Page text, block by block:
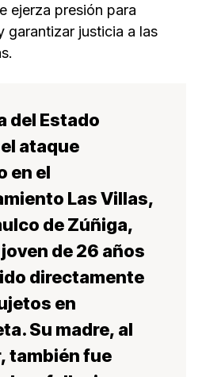
ejerza presión para
garantizar justicia a las
del Estado
ataque
en el
Las Villas,
de Zúñiga,
de 26 años
directamente
en
Su madre, al
también fue